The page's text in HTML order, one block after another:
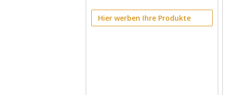
Hier werben Ihre Produkte